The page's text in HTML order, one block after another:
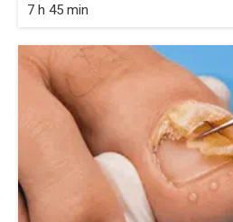
7 h 45 min